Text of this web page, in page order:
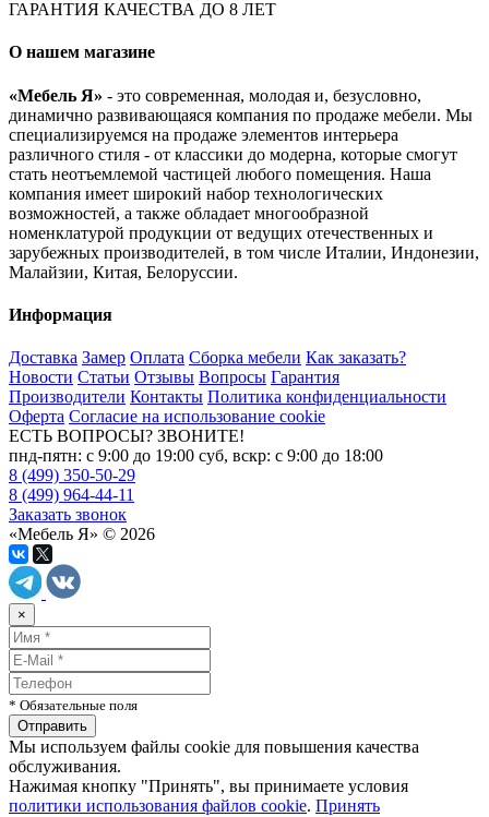
ГАРАНТИЯ КАЧЕСТВА ДО 8 ЛЕТ
О нашем магазине
«Мебель Я» - это современная, молодая и, безусловно,
динамично развивающаяся компания по продаже мебели. Мы
специализируемся на продаже элементов интерьера
различного стиля - от классики до модерна, которые смогут
стать неотъемлемой частицей любого помещения. Наша
компания имеет широкий набор технологических
возможностей, а также обладает многообразной
номенклатурой продукции от ведущих отечественных и
зарубежных производителей, в том числе Италии, Индонезии,
Малайзии, Китая, Белоруссии.
Информация
Доставка Замер Оплата Сборка мебели Как заказать?
Новости Статьи Отзывы Вопросы Гарантия
Производители Контакты Политика конфиденциальности
Оферта Согласие на использование cookie
ЕСТЬ ВОПРОСЫ? ЗВОНИТЕ!
пнд-пятн: с 9:00 до 19:00 суб, вскр: с 9:00 до 18:00
8 (499) 350-50-29
8 (499) 964-44-11
Заказать звонок
«Мебель Я» © 2026
×
* Обязательные поля
Мы используем файлы cookie для повышения качества
обслуживания.
Нажимая кнопку "Принять", вы принимаете условия
политики использования файлов cookie. Принять